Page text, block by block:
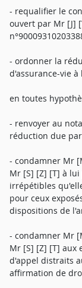
- requalifier le
ouvert par Mr [J]
- ordonner la
d'assurance-vie
en toutes
- renvoyer au
réduction due
- condamner Mr
Mr [S] [Z] [T] à
irrépétibles
pour ceux
dispositions de
- condamner Mr
Mr [S] [Z] [T] aux
d'appel distraits
affirmation de